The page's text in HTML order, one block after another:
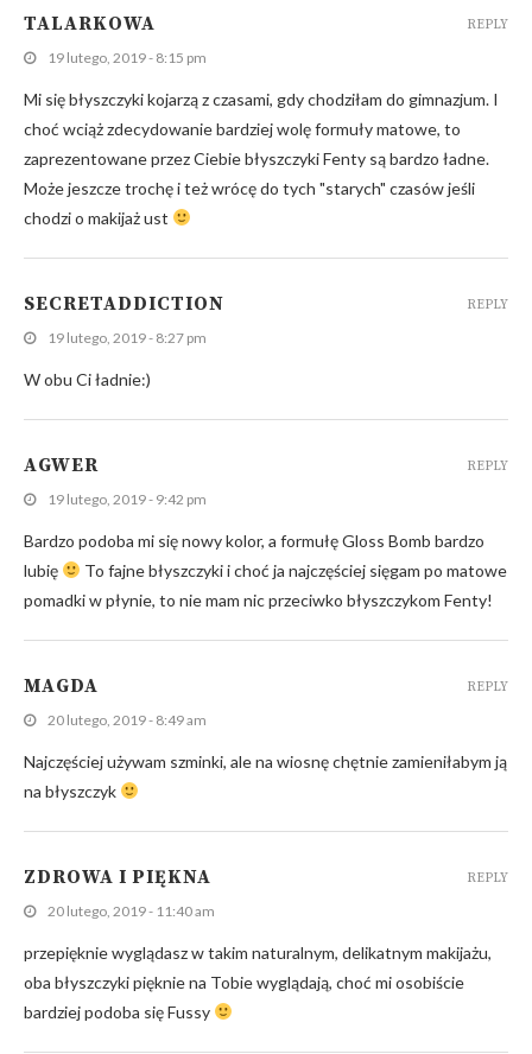
TALARKOWA
19 lutego, 2019 - 8:15 pm
Mi się błyszczyki kojarzą z czasami, gdy chodziłam do gimnazjum. I
choć wciąż zdecydowanie bardziej wolę formuły matowe, to
zaprezentowane przez Ciebie błyszczyki Fenty są bardzo ładne.
Może jeszcze trochę i też wrócę do tych "starych" czasów jeśli
chodzi o makijaż ust
REPLY
SECRETADDICTION
19 lutego, 2019 - 8:27 pm
W obu Ci ładnie:)
REPLY
AGWER
19 lutego, 2019 - 9:42 pm
Bardzo podoba mi się nowy kolor, a formułę Gloss Bomb bardzo
lubię
To fajne błyszczyki i choć ja najczęściej sięgam po matowe
pomadki w płynie, to nie mam nic przeciwko błyszczykom Fenty!
REPLY
MAGDA
20 lutego, 2019 - 8:49 am
Najczęściej używam szminki, ale na wiosnę chętnie zamieniłabym ją
na błyszczyk
REPLY
ZDROWA I PIĘKNA
20 lutego, 2019 - 11:40 am
przepięknie wyglądasz w takim naturalnym, delikatnym makijażu,
oba błyszczyki pięknie na Tobie wyglądają, choć mi osobiście
bardziej podoba się Fussy
REPLY